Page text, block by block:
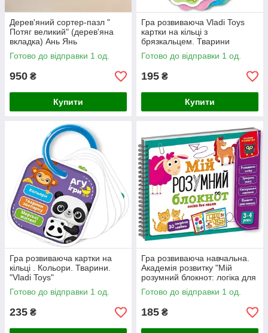
Дерев'яний сортер-пазл "
Потяг великий" (дерев'яна
вкладка) Ань Янь
Готово до відправки 1 од.
950 ₴
Купити
Гра розвиваюча Vladi Toys
картки на кільці з
брязкальцем. Тварини
зоопарку
Готово до відправки 1 од.
195 ₴
Купити
Гра розвиваюча картки на
кільці . Кольори. Тварини.
"Vladi Toys"
Готово до відправки 1 од.
235 ₴
Гра розвиваюча навчальна.
Академія розвитку "Мій
розумний блокнот: логіка для
малят"
Готово до відправки 1 од.
185 ₴